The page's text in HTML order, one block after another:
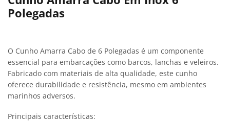
Polegadas
O Cunho Amarra Cabo de 6 Polegadas é um componente
essencial para embarcações como barcos, lanchas e veleiros.
Fabricado com materiais de alta qualidade, este cunho
oferece durabilidade e resistência, mesmo em ambientes
marinhos adversos.
Principais características: